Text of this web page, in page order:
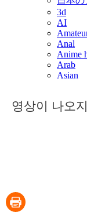
영상이 나오